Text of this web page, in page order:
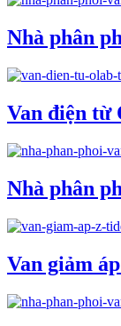
Nhà phân
Van điện từ
Nhà phân
Van giảm